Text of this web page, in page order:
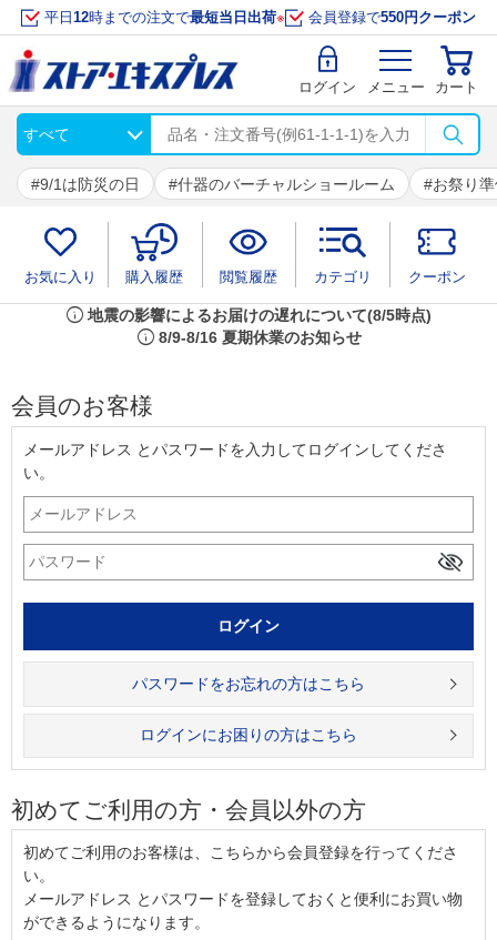
平日 12時までの注文で最短当日出荷※ 会員登録で550円クーポン
ログイン メニュー カート
9/1は防災の日 什器のバーチャルショールーム お祭り
お気に入り 購入履歴 閲覧履歴 カテゴリ クーポン
info 地震の影響によるお届けの遅れについて(8/5時点)
info 8/9-8/16 夏期休業のお知らせ
会員のお客様
メールアドレス とパスワードを入力してログインしてくださ
い。
パスワードをお忘れの方はこちら
ログインにお困りの方はこちら
初めてご利用の方・会員以外の方
初めてご利用のお客様は、こちらから会員登録を行ってくださ
い。
メールアドレス とパスワードを登録しておくと便利にお買い物
ができるようになります。